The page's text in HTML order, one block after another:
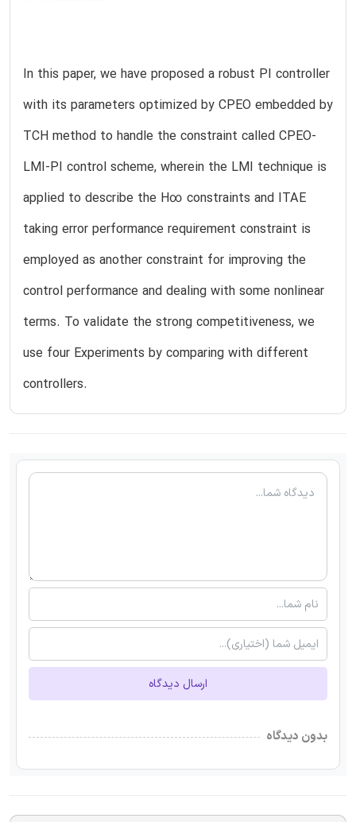
In this paper, we have proposed a robust PI controller
with its parameters optimized by CPEO embedded by
TCH method to handle the constraint called CPEO-
LMI-PI control scheme, wherein the LMI technique is
applied to describe the H∞ constraints and ITAE
taking error performance requirement constraint is
employed as another constraint for improving the
control performance and dealing with some nonlinear
terms. To validate the strong competitiveness, we
use four Experiments by comparing with different
controllers.
ارسال دیدگاه
بدون دیدگاه